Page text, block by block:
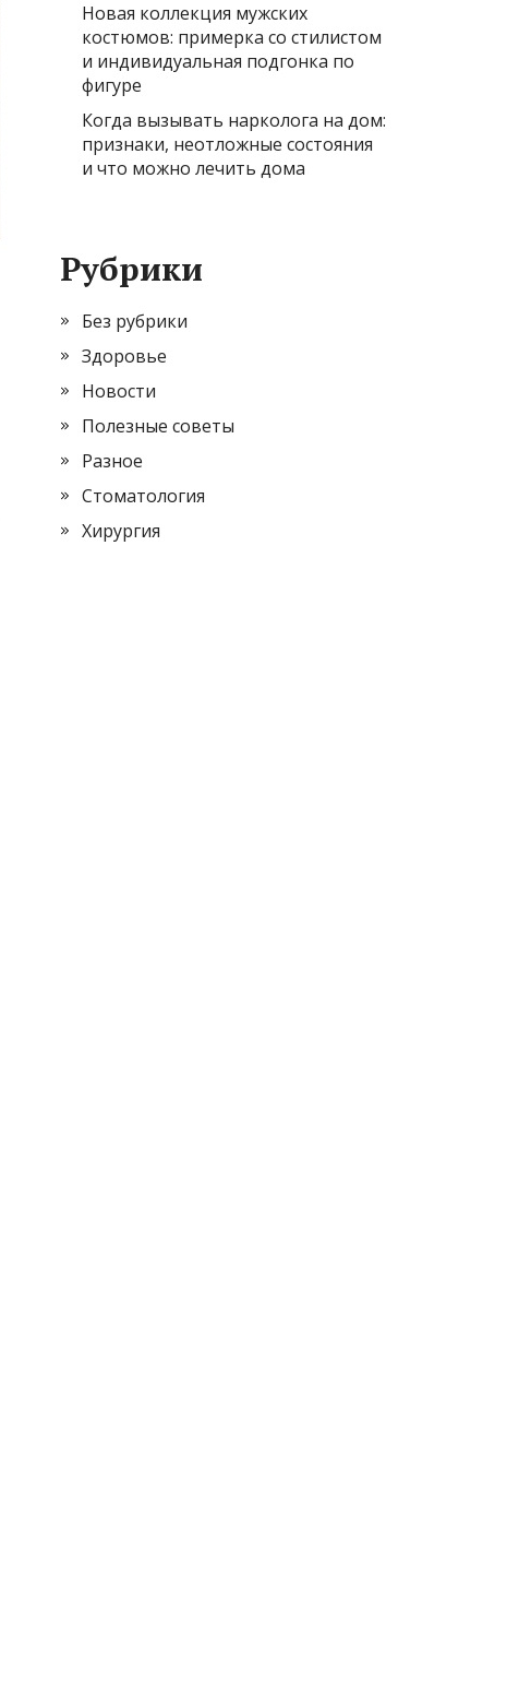
Новая коллекция мужских
костюмов: примерка со стилистом
и индивидуальная подгонка по
фигуре
Когда вызывать нарколога на дом:
признаки, неотложные состояния
и что можно лечить дома
Рубрики
Без рубрики
Здоровье
Новости
Полезные советы
Разное
Стоматология
Хирургия